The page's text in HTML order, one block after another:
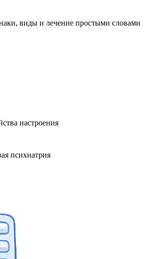
виды и лечение простыми словами
настроения
психиатрия